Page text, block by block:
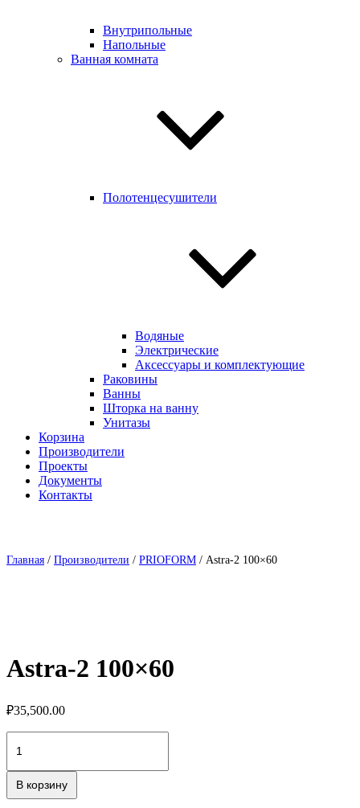
Внутрипольные
Напольные
Ванная комната
Полотенцесушители
Водяные
Электрические
Аксессуары и комплектующие
Раковины
Ванны
Шторка на ванну
Унитазы
Корзина
Производители
Проекты
Документы
Контакты
Главная / Производители / PRIOFORM / Astra-2 100×60
Astra-2 100×60
₽35,500.00
товара
100x60
В корзину